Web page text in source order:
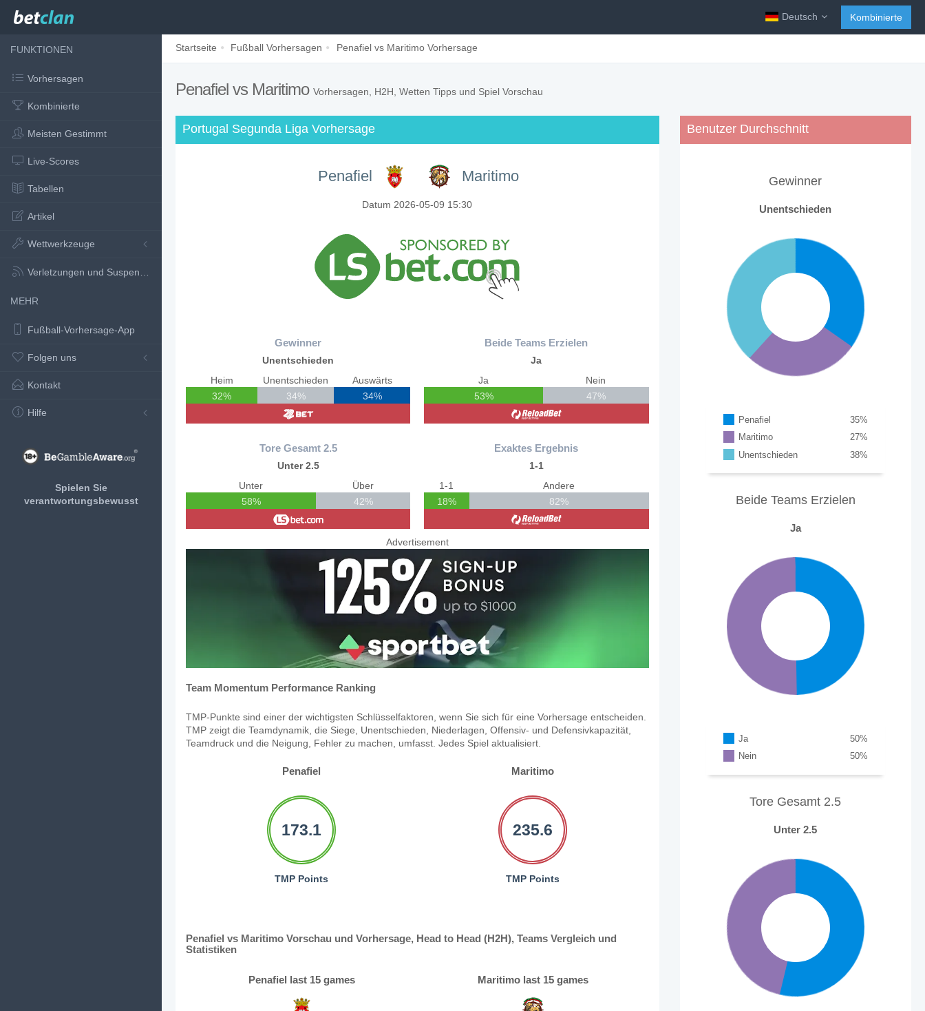
Deutsch Kombinierte
FUNKTIONEN
Vorhersagen
Kombinierte
Meisten Gestimmt
Live-Scores
Tabellen
Artikel
Wettwerkzeuge
Verletzungen und Suspensionen
MEHR
Fußball-Vorhersage-App
Folgen uns
Kontakt
Hilfe
Spielen Sie
verantwortungsbewusst
Startseite Fußball Vorhersagen Penafiel vs Maritimo Vorhersage
Penafiel vs Maritimo Vorhersagen, H2H, Wetten Tipps und Spiel Vorschau
Portugal Segunda Liga Vorhersage
Penafiel Maritimo
Datum 2026-05-09 15:30
Gewinner
Unentschieden
Heim
32%
Unentschieden
34%
Auswärts
34%
Tore Gesamt 2.5
Unter 2.5
Unter
58%
Über
42%
Beide Teams Erzielen
Ja
Ja
53%
Nein
47%
Exaktes Ergebnis
1-1
1-1
18%
Andere
82%
Advertisement
Team Momentum Performance Ranking
TMP-Punkte sind einer der wichtigsten Schlüsselfaktoren, wenn Sie sich für eine Vorhersage entscheiden.
TMP zeigt die Teamdynamik, die Siege, Unentschieden, Niederlagen, Offensiv- und Defensivkapazität,
Teamdruck und die Neigung, Fehler zu machen, umfasst. Jedes Spiel aktualisiert.
Penafiel Maritimo
173.1
TMP Points
235.6
TMP Points
Penafiel vs Maritimo Vorschau und Vorhersage, Head to Head (H2H), Teams Vergleich und
Statistiken
Penafiel last 15 games Maritimo last 15 games
Benutzer Durchschnitt
Gewinner
Unentschieden
Penafiel %
35
Maritimo
%
27
Unentschieden
%
38
Beide Teams Erzielen
Ja
Ja %
50
Nein
%
50
Tore Gesamt 2.5
Unter 2.5